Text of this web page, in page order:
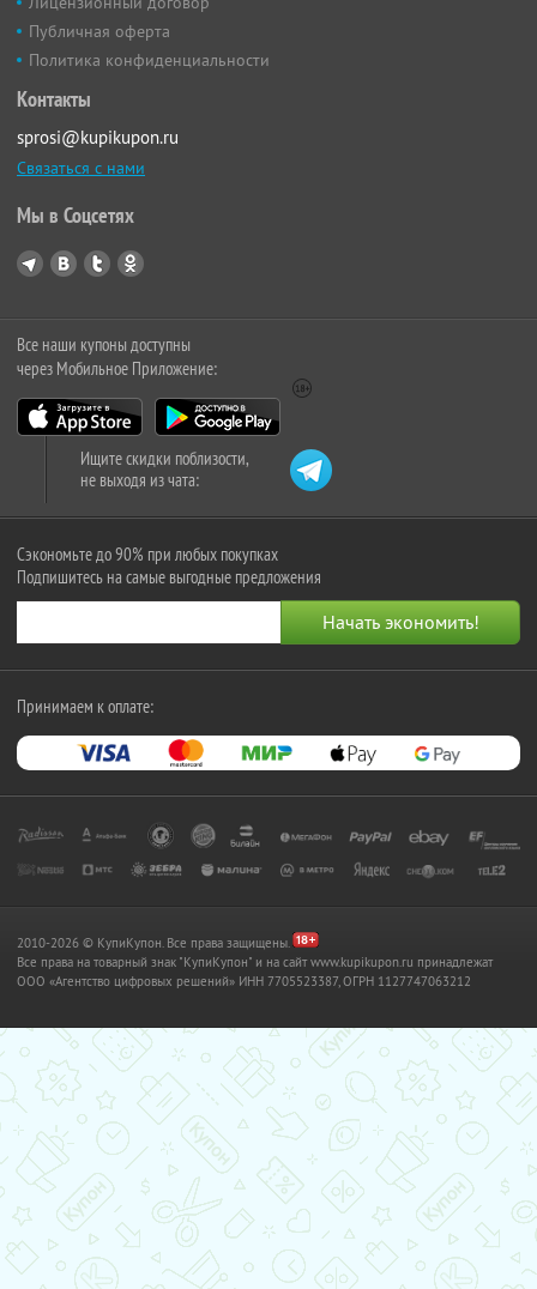
Публичная оферта
Политика конфиденциальности
Контакты
sprosi@kupikupon.ru
Связаться с нами
Мы в Соцсетях
Все наши купоны доступны
через Мобильное Приложение:
Ищите скидки поблизости,
не выходя из чата:
Сэкономьте до 90% при любых покупках
Подпишитесь на самые выгодные предложения
Принимаем к оплате:
2010-2026 © КупиКупон. Все права защищены.
Все права на товарный знак "КупиКупон" и на сайт www.kupikupon.ru принадлежат
OOO «Агентство цифровых решений» ИНН 7705523387, ОГРН 1127747063212